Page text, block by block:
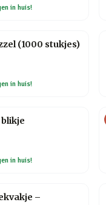
in huis!
(1000 stukjes)
in huis!
blikje
in huis!
–